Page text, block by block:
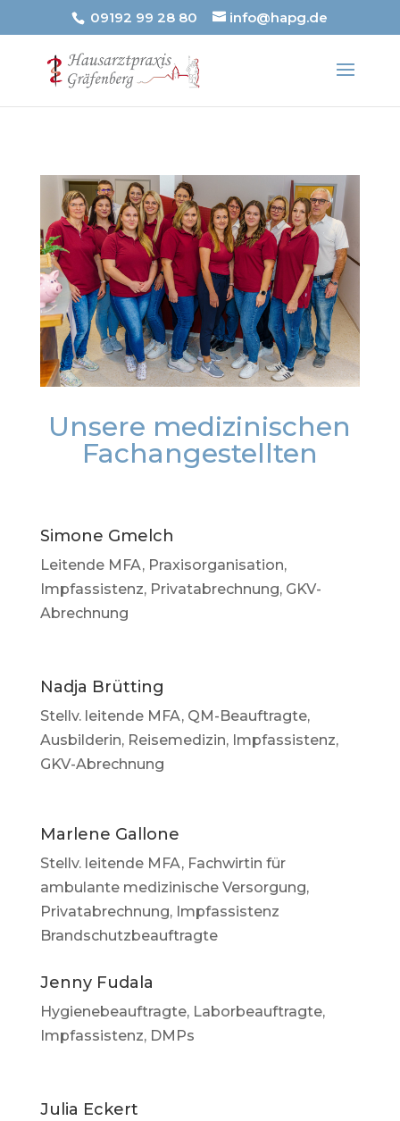
09192 99 28 80 info@hapg.de
Unsere medizinischen
Fachangestellten
Simone Gmelch
Leitende MFA, Praxisorganisation,
Impfassistenz, Privatabrechnung, GKV-
Abrechnung
Nadja Brütting
Stellv. leitende MFA, QM-Beauftragte,
Ausbilderin, Reisemedizin, Impfassistenz,
GKV-Abrechnung
Marlene Gallone
Stellv. leitende MFA, Fachwirtin für
ambulante medizinische Versorgung,
Privatabrechnung, Impfassistenz
Brandschutzbeauftragte
Jenny Fudala
Hygienebeauftragte, Laborbeauftragte,
Impfassistenz, DMPs
Julia Eckert